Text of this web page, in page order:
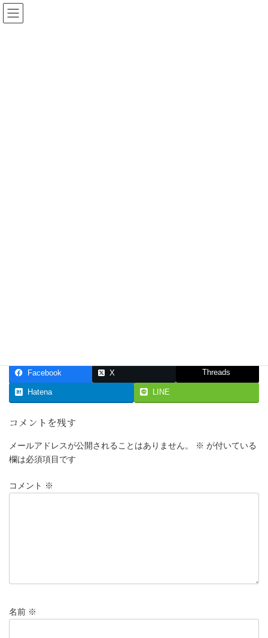
コ
ン
テ
ナ
ビ
ゲ
Facebook X Threads
Hatena LINE
コメントを残す
メールアドレスが公開されることはありません。 ※ が付いている
欄は必須項目です
コメント ※
名前 ※